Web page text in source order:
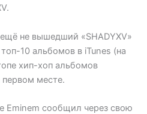
не вышедший «SHADYXV»
10 альбомов в iTunes (на
хип-хоп альбомов
первом месте.
Eminem сообщил через свою